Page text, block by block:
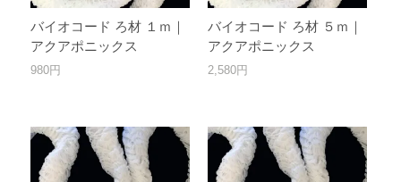
バイオコード ろ材 １ｍ｜
アクアポニックス
980円
バイオコード ろ材 ５ｍ｜
アクアポニックス
2,580円